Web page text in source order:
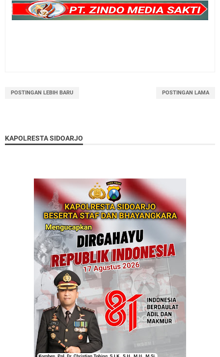
POSTINGAN LEBIH BARU POSTINGAN LAMA
KAPOLRESTA SIDOARJO